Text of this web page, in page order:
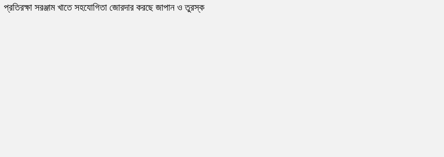
প্রতিরক্ষা সরঞ্জাম খাতে সহযোগিতা জোরদার করছে জাপান ও তুরস্ক